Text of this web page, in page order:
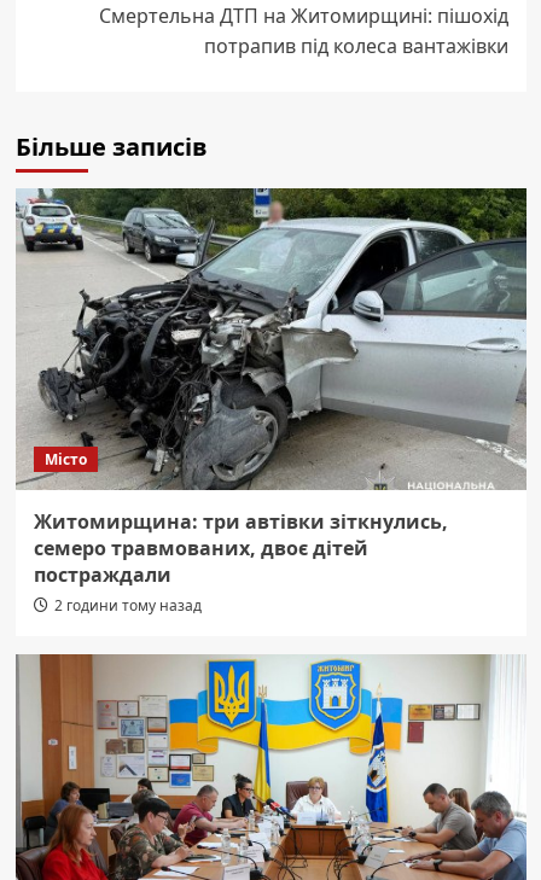
Смертельна ДТП на Житомирщині: пішохід
потрапив під колеса вантажівки
Більше записів
Місто
Житомирщина: три автівки зіткнулись,
семеро травмованих, двоє дітей
постраждали
2 години тому назад